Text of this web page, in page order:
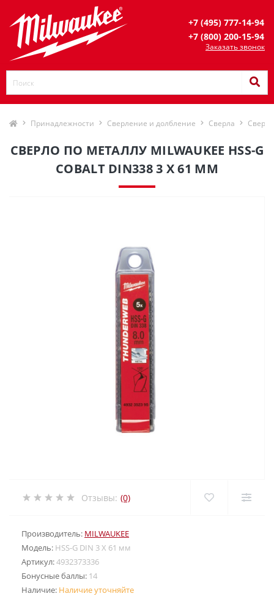
+7 (495) 777-14-94
+7 (800) 200-15-94
Заказать звонок
Принадлежности Сверление и долбление Сверла
СВЕРЛО ПО МЕТАЛЛУ MILWAUKEE HSS-G
COBALT DIN338 3 X 61 ММ
Отзывы: (0)
Производитель: MILWAUKEE
Модель: HSS-G DIN 3 X 61 мм
Артикул:4932373336
Бонусные баллы: 14
Наличие: Наличие уточняйте